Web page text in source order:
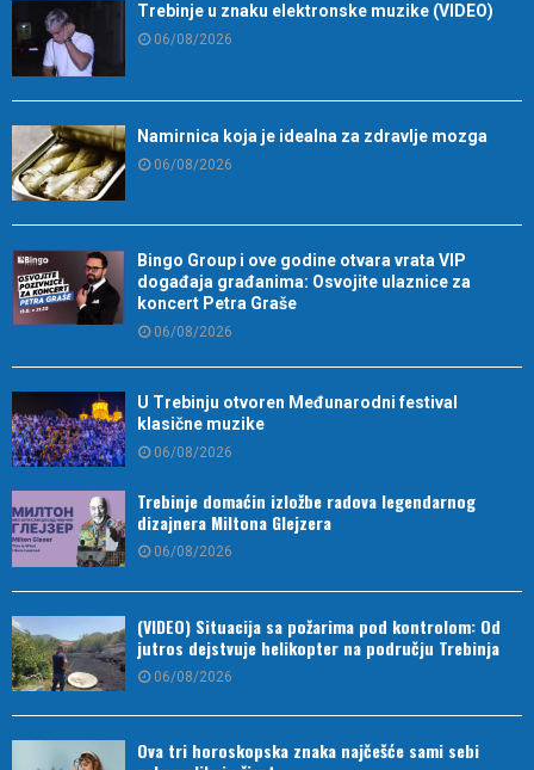
Trebinje u znaku elektronske muzike (VIDEO)
06/08/2026
Namirnica koja je idealna za zdravlje mozga
06/08/2026
Bingo Group i ove godine otvara vrata VIP
događaja građanima: Osvojite ulaznice za
koncert Petra Graše
06/08/2026
U Trebinju otvoren Međunarodni festival
klasične muzike
06/08/2026
Trebinje domaćin izložbe radova legendarnog
dizajnera Miltona Glejzera
06/08/2026
(VIDEO) Situacija sa požarima pod kontrolom: Od
jutros dejstvuje helikopter na području Trebinja
06/08/2026
Ova tri horoskopska znaka najčešće sami sebi